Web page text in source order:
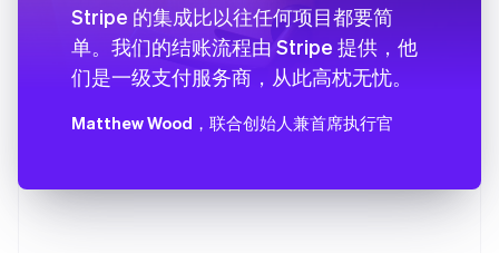
Stripe 的集成比以往任何项目都要简
单。我们的结账流程由 Stripe 提供，他
们是一级支付服务商，从此高枕无忧。
Matthew Wood ，联合创始人兼首席执行官